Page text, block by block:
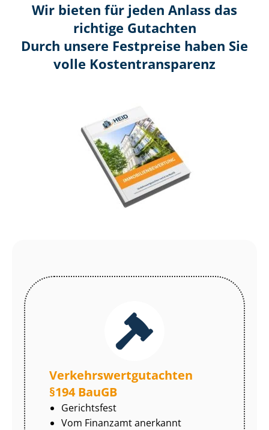
Wir bieten für jeden Anlass das
richtige Gutachten
Durch unsere Festpreise haben Sie
volle Kosten­transparenz
Ver­kehrs­wert­gut­ach­ten
§194 BauGB
Gerichtsfest
Vom Finanzamt anerkannt